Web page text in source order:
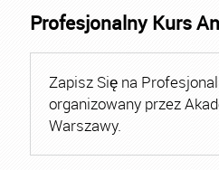
Profesjonalny Kurs
Zapisz Się na
organizowany przez
Warszawy.